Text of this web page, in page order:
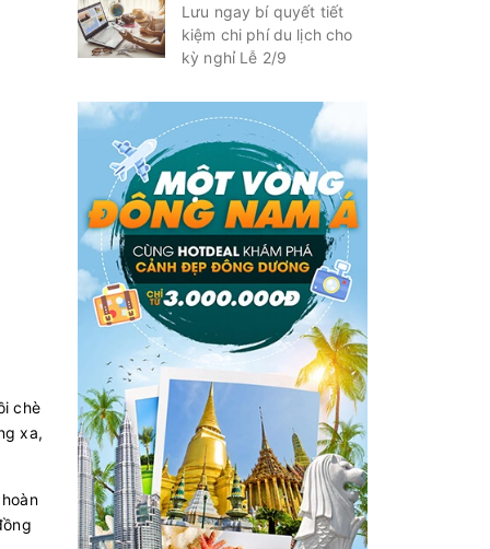
chè
xa,
Lưu ngay bí quyết tiết
kiệm chi phí du lịch cho
kỳ nghỉ Lễ 2/9